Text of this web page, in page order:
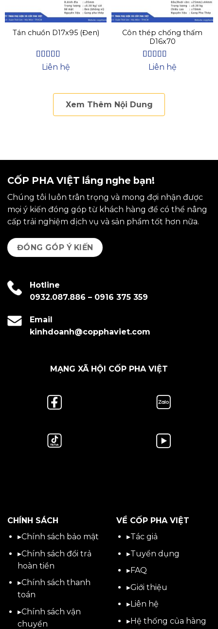
Tán chuồn D17x95 (Đen)
Được xếp
Liên hệ
Côn thép chống thấm
D16x70
Được xếp
5
Liên hệ
Xem Thêm Nội Dung
CỐP PHA VIỆT lắng nghe bạn!
Chúng tôi luôn trân trọng và mong đợi nhận được
mọi ý kiến đóng góp từ khách hàng để có thể nâng
cấp trải nghiệm dịch vụ và sản phẩm tốt hơn nữa.
ĐÓNG GÓP Ý KIẾN
Hotline
0932.087.886 – 0916 375 359
Email
kinhdoanh@copphaviet.com
MẠNG XÃ HỘI CỐP PHA VIỆT
CHÍNH SÁCH
▸Chính sách bảo mật
▸Chính sách đổi trả
hoàn tiền
▸Chính sách thanh
toán
▸Chính sách vận
chuyển
VỀ CỐP PHA VIỆT
▸Tác giả
▸Tuyển dụng
▸FAQ
▸Giới thiệu
▸Liên hệ
▸Hệ thống của hàng